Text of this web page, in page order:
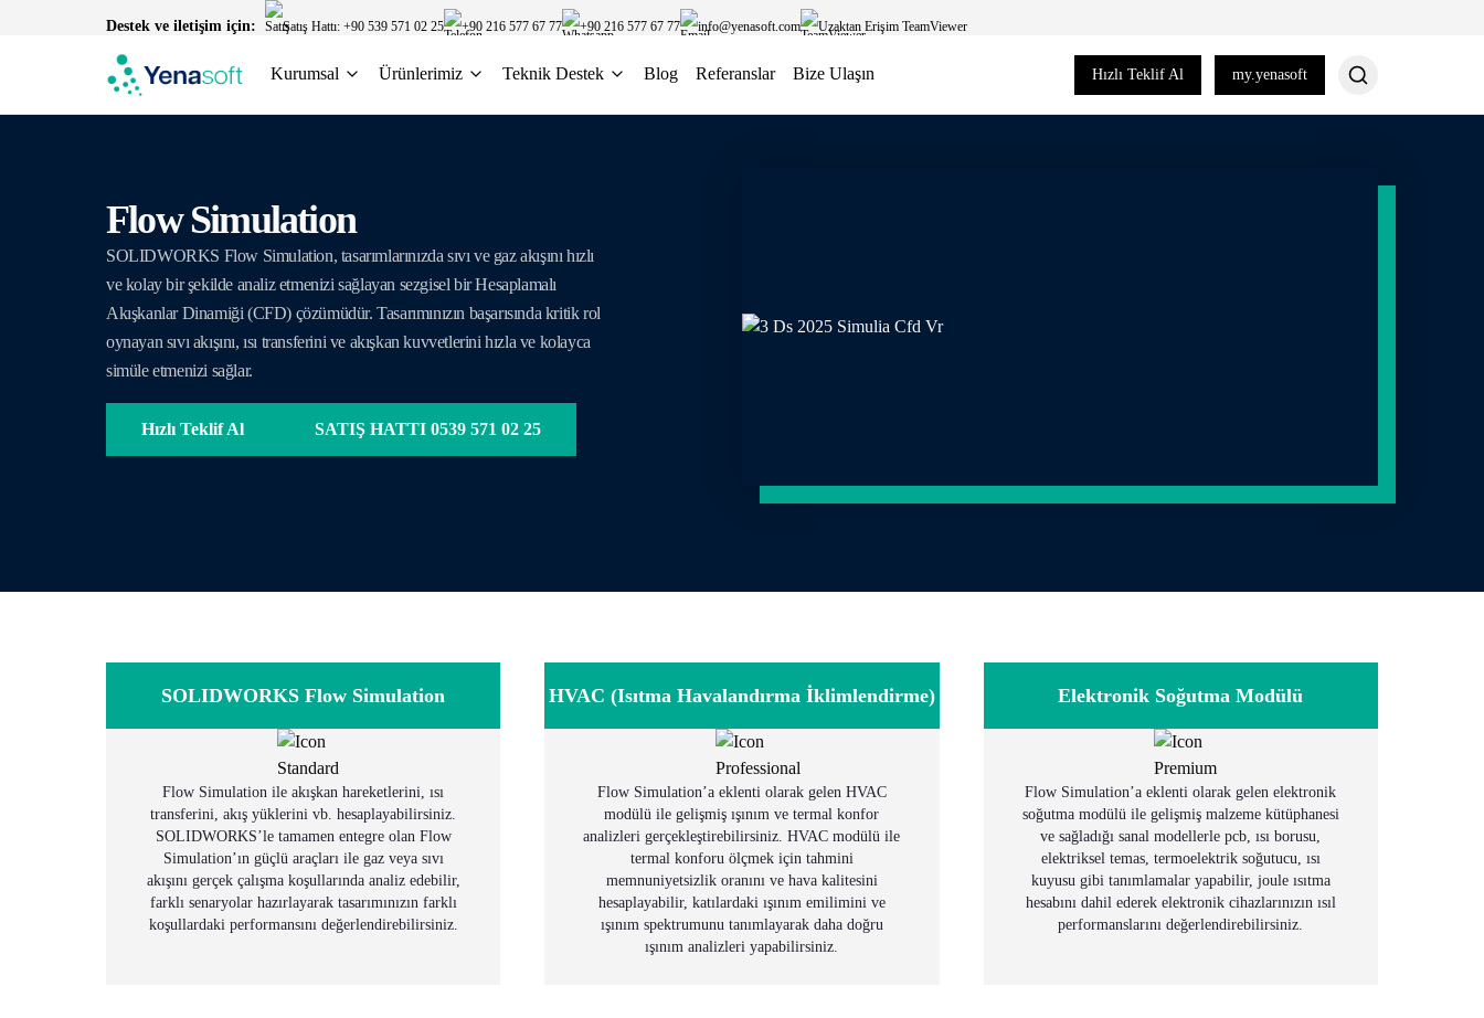
Destek ve iletişim için: Satış Hattı: +90 539 571 02 25 +90 216 577 67 77 +90 216 577 67 77 info@yenasoft.com Uzaktan Erişim TeamViewer
Kurumsal Ürünlerimiz Teknik Destek Blog Referanslar Bize Ulaşın Hızlı Teklif Al my.yenasoft
Flow Simulation
SOLIDWORKS Flow Simulation, tasarımlarınızda sıvı ve gaz akışını hızlı
ve kolay bir şekilde analiz etmenizi sağlayan sezgisel bir Hesaplamalı
Akışkanlar Dinamiği (CFD) çözümüdür. Tasarımınızın başarısında kritik rol
oynayan sıvı akışını, ısı transferini ve akışkan kuvvetlerini hızla ve kolayca
simüle etmenizi sağlar.
Hızlı Teklif Al SATIŞ HATTI 0539 571 02 25
SOLIDWORKS Flow Simulation
Flow Simulation ile akışkan hareketlerini, ısı
transferini, akış yüklerini vb. hesaplayabilirsiniz.
SOLIDWORKS’le tamamen entegre olan Flow
Simulation’ın güçlü araçları ile gaz veya sıvı
akışını gerçek çalışma koşullarında analiz edebilir,
farklı senaryolar hazırlayarak tasarımınızın farklı
koşullardaki performansını değerlendirebilirsiniz.
HVAC (Isıtma Havalandırma İklimlendirme)
Flow Simulation’a eklenti olarak gelen HVAC
modülü ile gelişmiş ışınım ve termal konfor
analizleri gerçekleştirebilirsiniz. HVAC modülü ile
termal konforu ölçmek için tahmini
memnuniyetsizlik oranını ve hava kalitesini
hesaplayabilir, katılardaki ışınım emilimini ve
ışınım spektrumunu tanımlayarak daha doğru
ışınım analizleri yapabilirsiniz.
Elektronik Soğutma Modülü
Flow Simulation’a eklenti olarak gelen elektronik
soğutma modülü ile gelişmiş malzeme kütüphanesi
ve sağladığı sanal modellerle pcb, ısı borusu,
elektriksel temas, termoelektrik soğutucu, ısı
kuyusu gibi tanımlamalar yapabilir, joule ısıtma
hesabını dahil ederek elektronik cihazlarınızın ısıl
performanslarını değerlendirebilirsiniz.